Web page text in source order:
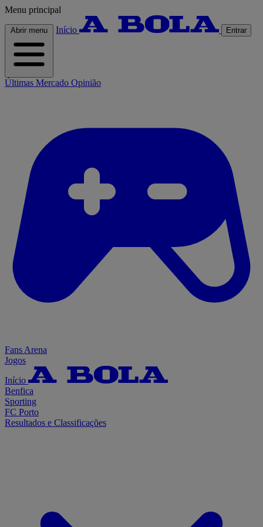
Menu principal
Abrir menu Início Entrar
Últimas Mercado Opinião
Fans Arena
Jogos
Início
Benfica
Sporting
FC Porto
Resultados e Classificações